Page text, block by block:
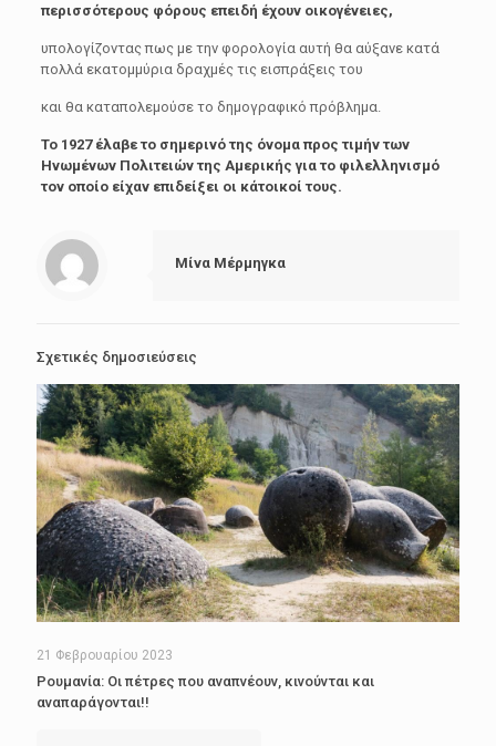
περισσότερους φόρους επειδή έχουν οικογένειες,
υπολογίζοντας πως με την φορολογία αυτή θα αύξανε κατά
πολλά εκατομμύρια δραχμές τις εισπράξεις του
και θα καταπολεμούσε το δημογραφικό πρόβλημα.
Το 1927 έλαβε το σημερινό της όνομα προς τιμήν των
Ηνωμένων Πολιτειών της Αμερικής για το φιλελληνισμό
τον οποίο είχαν επιδείξει οι κάτοικοί τους.
Μίνα Μέρμηγκα
Σχετικές δημοσιεύσεις
21 Φεβρουαρίου 2023
Ρουμανία: Οι πέτρες που αναπνέουν, κινούνται και
αναπαράγονται!!